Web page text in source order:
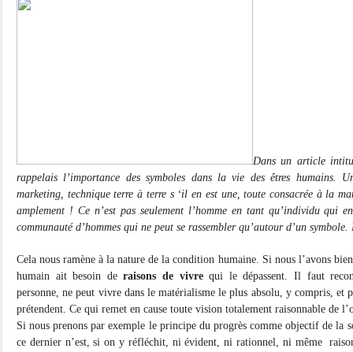
Dans un article
rappelais l’importance des symboles dans la vie des êtres humains.
marketing, technique terre à terre s ‘il en est une, toute consacrée à la
amplement ! Ce n’est pas seulement l’homme en tant qu’individu qui
communauté d’hommes qui ne peut se rassembler qu’autour d’un symbole.
Cela nous ramène à la nature de la condition humaine. Si nous l’avons
humain ait besoin deraisons de vivre qui le dépassent. Il faut
personne, ne peut vivre dans le matérialisme le plus absolu, y compris, et
prétendent. Ce qui remet en cause toute vision totalement raisonnable de
Si nous prenons par exemple le principe du progrès comme objectif de la
ce dernier n’est, si on y réfléchit, ni évident, ni rationnel, ni même